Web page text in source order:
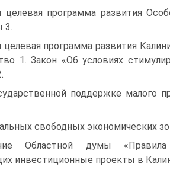
целевая программа развития
3.
программа развития
1. Закон «Об условиях
поддержке малого
свободных экономических
Областной думы
инвестиционные проекты в